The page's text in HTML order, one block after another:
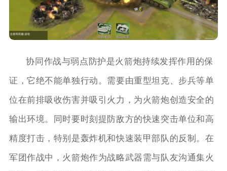
协同作战与弱点防护是火箭炮持续发挥作用的保
证，它绝不能单独行动。需要由重型坦克、步兵等单
位在前排吸收伤害并吸引火力，为火箭炮创造安全的
输出环境。同时要时刻提防敌方的快速突击单位和高
精度打击，特别是轰炸机和快速装甲部队的反制。在
军团作战中，火箭炮作为战略武器需与队友沟通集火